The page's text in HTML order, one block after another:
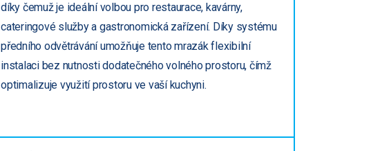
díky čemuž je ideální volbou pro restaurace, kavárny,
cateringové služby a gastronomická zařízení. Díky systému
předního odvětrávání umožňuje tento mrazák flexibilní
instalaci bez nutnosti dodatečného volného prostoru, čímž
optimalizuje využití prostoru ve vaší kuchyni.